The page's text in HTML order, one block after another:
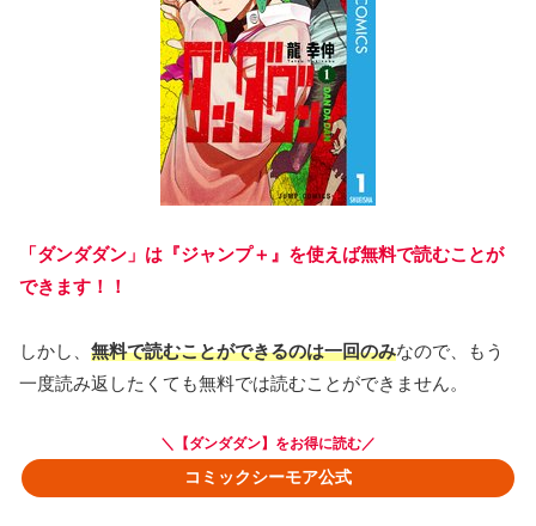
「ダンダダン」は『ジャンプ＋』を使えば無料で読むことが
できます！！
しかし、 無料で読むことができるのは一回のみなので、もう
一度読み返したくても無料では読むことができません。
＼【ダンダダン】をお得に読む／
コミックシーモア公式